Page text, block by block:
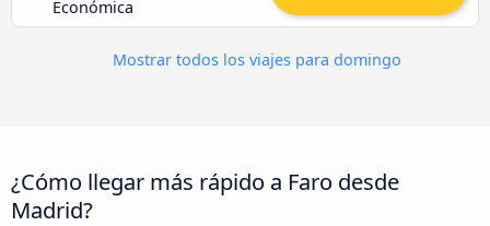
Económica
Mostrar todos los viajes para domingo
¿Cómo llegar más rápido a Faro desde
Madrid?